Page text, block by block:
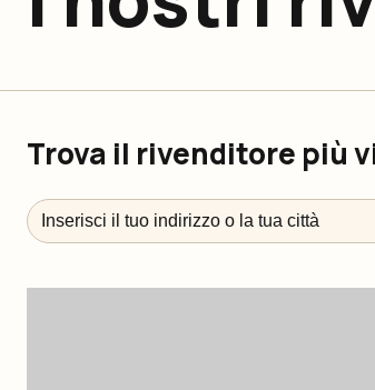
Trova il rivenditore più